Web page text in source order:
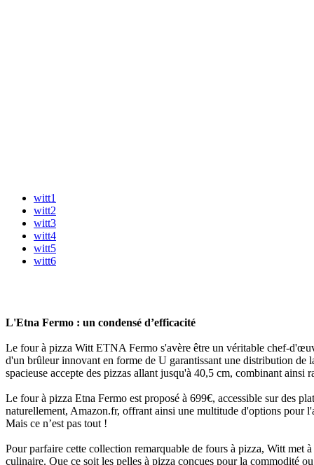
witt1
witt2
witt3
witt4
witt5
witt6
L'Etna Fermo : un condensé d’efficacité
Le four à pizza Witt ETNA Fermo s'avère être un véritable chef-
d'un brûleur innovant en forme de U garantissant une distribution de
spacieuse accepte des pizzas allant jusqu'à 40,5 cm, combinant
Le four à pizza Etna Fermo est proposé à 699€, accessible sur des
naturellement, Amazon.fr, offrant ainsi une multitude d'options pour
Mais ce n’est pas tout !
Pour parfaire cette collection remarquable de fours à pizza, Witt met
culinaire. Que ce soit les pelles à pizza conçues pour la commodité